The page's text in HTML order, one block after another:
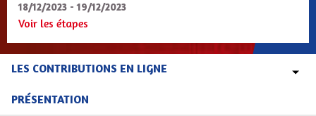
18/12/2023 - 19/12/2023
Voir les étapes
LES CONTRIBUTIONS EN LIGNE
PRÉSENTATION